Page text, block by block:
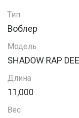
Тип
Воблер
Модель
SHADOW RAP
Длина
11,000
Вес